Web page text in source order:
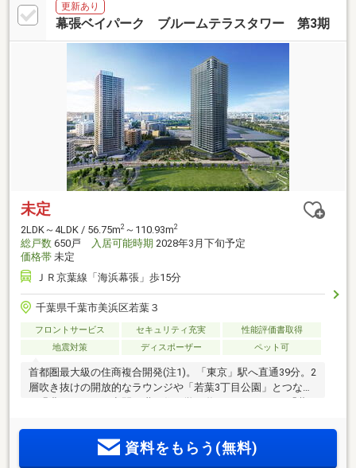
更新あり
幕張ベイパーク ブルームテラスタワー 第3期
未定
2LDK～4LDK / 56.75m2 ～110.93m2
総戸数 650戸 入居可能時期 2028年3月下旬予定
価格帯 未定
ＪＲ京葉線「海浜幕張」歩15分
千葉県千葉市美浜区若葉３
フロントサービス セキュリティ充実
性能評価書取得
地震対策
ディスポーザー ペット可
首都圏最大級の住商複合開発(注1)。「東京」駅へ直通39分。2
層吹き抜けの開放的なラウンジや「若葉3丁目公園」とつなが
資料をもらう(無料)